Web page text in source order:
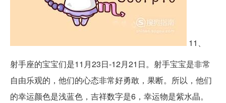
11、
射手座的宝宝们是11月23日-12月21日。射手宝宝是非常
自由乐观的，他们的心态非常好勇敢，果断。所以，他们
的幸运颜色是浅蓝色，吉祥数字是6，幸运物是紫水晶。